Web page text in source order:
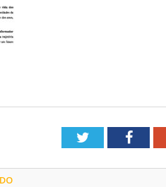
Twitter